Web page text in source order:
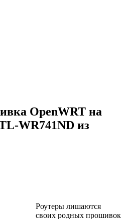
OpenWRT на
WR741ND из
Роутеры лишаются
своих родных прошивок